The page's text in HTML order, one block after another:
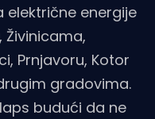
električne energije
Živinicama,
Prnjavoru, Kotor
gradovima.
budući da ne